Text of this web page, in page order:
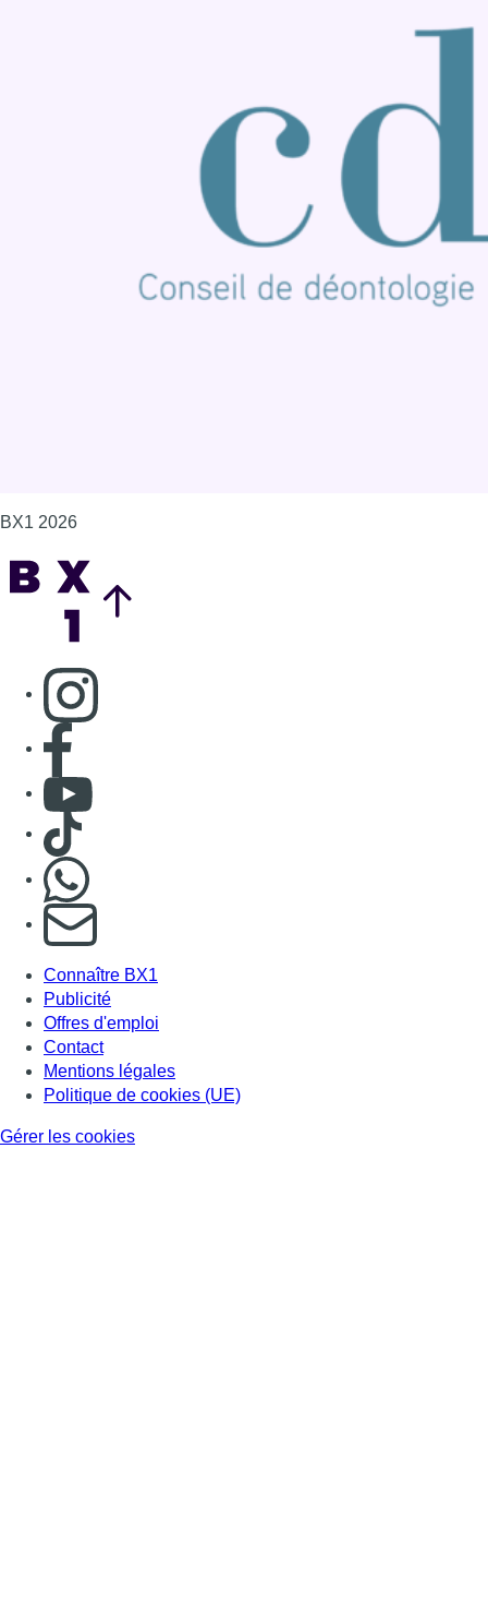
BX1 2026
Consulter page Instagram
Consulter page Facebook
Consulter Youtube
Consulter TikTok
S'abonner à notre newsletter
Connaître BX1
Publicité
Offres d'emploi
Contact
Mentions légales
Politique de cookies (UE)
Gérer les cookies